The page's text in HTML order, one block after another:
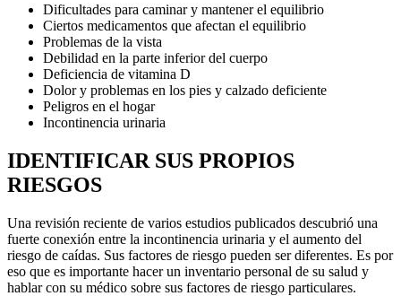
Dificultades para caminar y mantener el equilibrio
Ciertos medicamentos que afectan el equilibrio
Problemas de la vista
Debilidad en la parte inferior del cuerpo
Deficiencia de vitamina D
Dolor y problemas en los pies y calzado deficiente
Peligros en el hogar
Incontinencia urinaria
IDENTIFICAR SUS PROPIOS
RIESGOS
Una revisión reciente de varios estudios publicados descubrió una
fuerte conexión entre la incontinencia urinaria y el aumento del
riesgo de caídas. Sus factores de riesgo pueden ser diferentes. Es por
eso que es importante hacer un inventario personal de su salud y
hablar con su médico sobre sus factores de riesgo particulares.